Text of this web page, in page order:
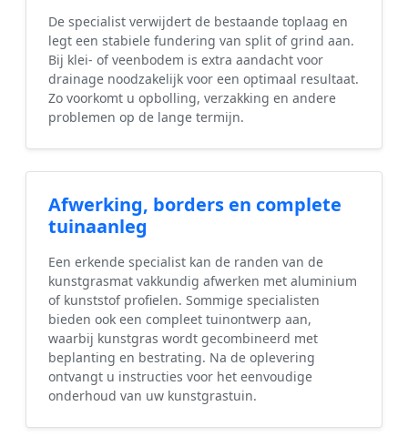
De specialist verwijdert de bestaande toplaag en
legt een stabiele fundering van split of grind aan.
Bij klei- of veenbodem is extra aandacht voor
drainage noodzakelijk voor een optimaal resultaat.
Zo voorkomt u opbolling, verzakking en andere
problemen op de lange termijn.
Afwerking, borders en complete
tuinaanleg
Een erkende specialist kan de randen van de
kunstgrasmat vakkundig afwerken met aluminium
of kunststof profielen. Sommige specialisten
bieden ook een compleet tuinontwerp aan,
waarbij kunstgras wordt gecombineerd met
beplanting en bestrating. Na de oplevering
ontvangt u instructies voor het eenvoudige
onderhoud van uw kunstgrastuin.